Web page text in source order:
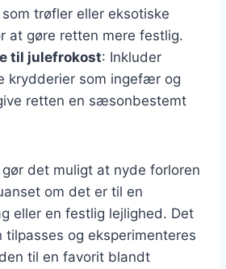
trøfler eller eksotiske
at gøre retten mere festlig.
til julefrokost: Inkluder
krydderier som ingefær og
retten en sæsonbestemt
det muligt at nyde forloren
om det er til en
eller en festlig lejlighed. Det
tilpasses og eksperimenteres
til en favorit blandt